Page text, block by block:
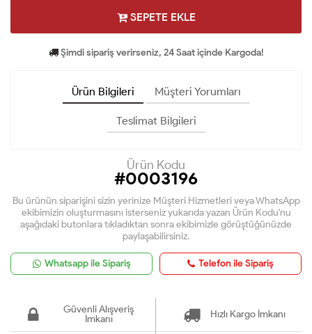
SEPETE EKLE
Şimdi sipariş verirseniz, 24 Saat içinde Kargoda!
Ürün Bilgileri Müşteri Yorumları
Teslimat Bilgileri
Ürün Kodu
#0003196
Bu ürünün siparişini sizin yerinize Müşteri Hizmetleri veya WhatsApp
ekibimizin oluşturmasını isterseniz yukarıda yazan Ürün Kodu'nu
aşağıdaki butonlara tıkladıktan sonra ekibimizle görüştüğünüzde
paylaşabilirsiniz.
Whatsapp ile Sipariş Telefon ile Sipariş
Güvenli Alışveriş
İmkanı
Hızlı Kargo İmkanı